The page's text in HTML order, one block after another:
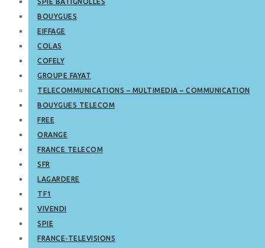
BOUYGUES
EIFFAGE
COLAS
COFELY
GROUPE FAYAT
TELECOMMUNICATIONS – MULTIMEDIA – COMMUNICATION
BOUYGUES TELECOM
FREE
ORANGE
FRANCE TELECOM
SFR
LAGARDERE
TF1
VIVENDI
SPIE
FRANCE-TELEVISIONS